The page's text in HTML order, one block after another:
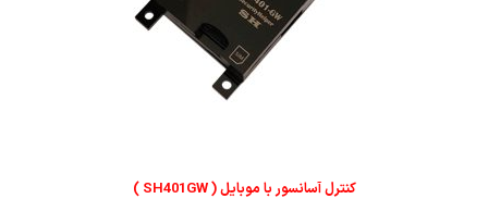
کنترل آسانسور با موبایل ( SH401GW )